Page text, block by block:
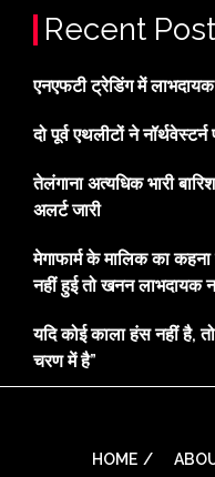
Recent
एनएफटी ट्रेडिंग में
दो पूर्व एथलीटों ने
तेलंगाना अत्यधिक भारी
अलर्ट जारी
मेगाफार्म के मालिक का
नहीं हुई तो खनन लाभदायक
यदि कोई काला हंस नहीं है,
चरण में है”
HOME